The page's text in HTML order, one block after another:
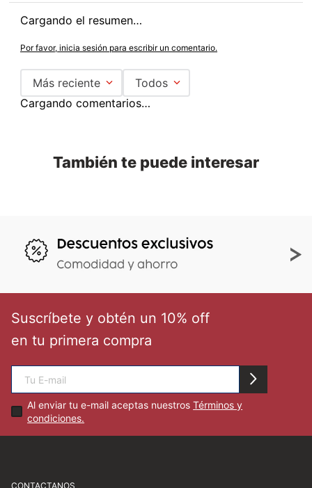
Cargando el resumen…
Por favor, inicia sesión para escribir un comentario.
Más reciente
Todos
Cargando comentarios…
También te puede interesar
Suscríbete y obtén un 10% off
en tu primera compra
Al enviar tu e-mail aceptas nuestrosTérminos y
condiciones.
CONTACTANOS